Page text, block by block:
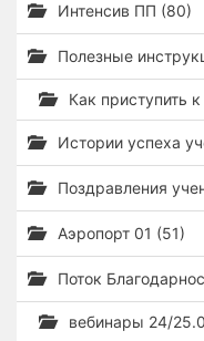
Интенсив ПП (80)
Полезные
Как приступить
Истории успеха
Поздравления
Аэропорт 01 (51)
Поток
вебинары 24/